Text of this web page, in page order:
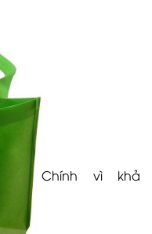
Chính vì khả